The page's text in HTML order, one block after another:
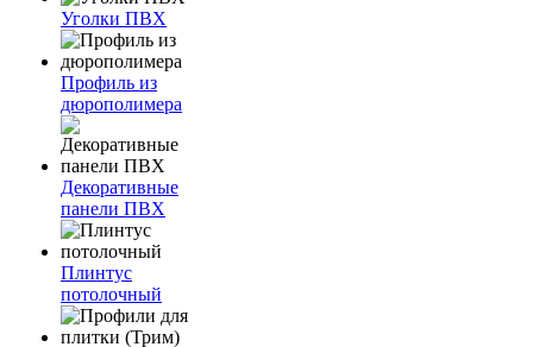
Уголки ПВХ
Профиль из
дюрополимера
Декоративные
панели ПВХ
Плинтус
потолочный